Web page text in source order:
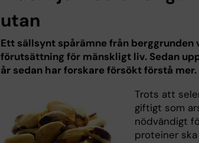
utan
Ett sällsynt spårämne från berggrunden
förutsättning för mänskligt liv. Sedan
år sedan har forskare försökt förstå mer.
Trots att
giftigt som
nödvändigt
proteiner